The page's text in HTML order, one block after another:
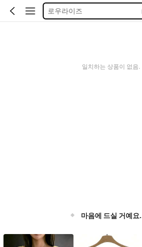
로우라이즈
일치하는 상품이 없음.
마음에 드실 거예요.